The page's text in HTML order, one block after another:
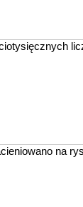
na